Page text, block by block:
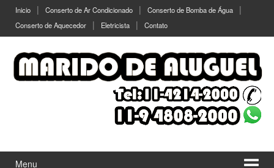
Pular
menu
Inicio Conserto de Ar Condicionado
Conserto de Bomba de Água
Conserto de Aquecedor
Eletricista Contato
Menu